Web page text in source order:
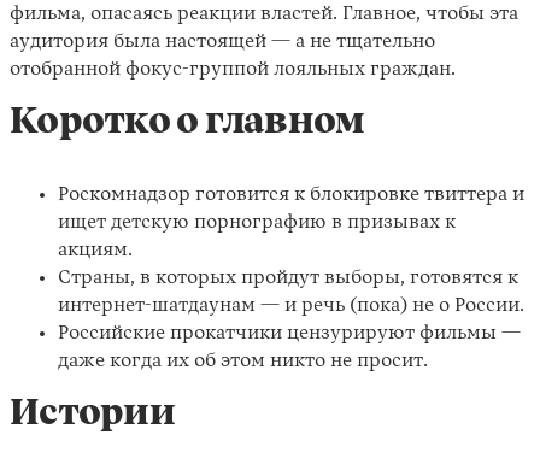
фильма, опасаясь реакции властей. Главное, чтобы эта
аудитория была настоящей — а не тщательно
отобранной фокус-группой лояльных граждан.
Коротко о главном
Роскомнадзор готовится к блокировке твиттера и
ищет детскую порнографию в призывах к
акциям.
Страны, в которых пройдут выборы, готовятся к
интернет-шатдаунам — и речь (пока) не о России.
Российские прокатчики цензурируют фильмы —
даже когда их об этом никто не просит.
Истории